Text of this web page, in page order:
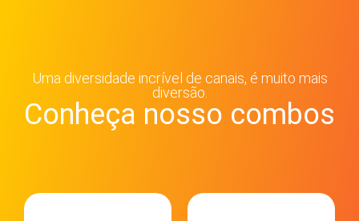
Uma diversidade incrível de canais, é muito mais
diversão.
Conheça nosso combos